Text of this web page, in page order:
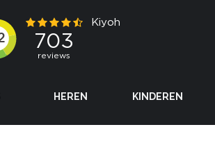
HEREN KINDEREN